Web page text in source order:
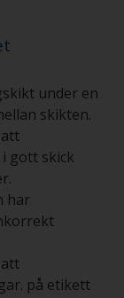
under en
skikten.
gott skick
har
på etikett